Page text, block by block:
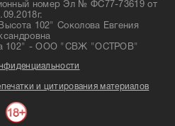
номер Эл № ФС77-73619 от
102" Соколова Евгения
102" - ООО "СВЖ "ОСТРОВ"
и цитирования материалов